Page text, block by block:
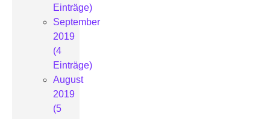
Einträge)
September
2019
(4
Einträge)
August
2019
(5